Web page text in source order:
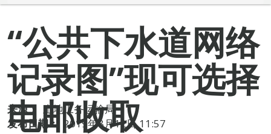
“公共下水道网络
记录图”现可选择
电邮收取
来源： 土地工务运输局
发布日期：
2019年8月12日 11:57